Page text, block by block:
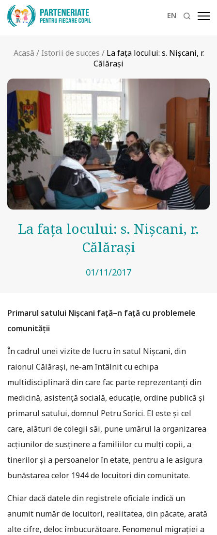
EN
Acasă / Istorii de succes / La faţa locului: s. Nișcani, r.
Călărași
La faţa locului: s. Nișcani, r.
Călărași
01/11/2017
Primarul satului Nișcani faţă–n faţă cu problemele
comunităţii
În cadrul unei vizite de lucru în satul Nișcani, din
raionul Călărași, ne-am întâlnit cu echipa
multidisciplinară din care fac parte reprezentanți din
medicină, asistență socială, educație, ordine publică și
primarul satului, domnul Petru Sorici. El este și cel
care, alături de colegii săi, pune umărul la organizarea
acțiunilor de susținere a familiilor cu mulţi copii, a
tinerilor și a persoanelor în etate, pentru a le asigura
bunăstarea celor 1944 de locuitori din comunitate.
Chiar dacă datele din registrele oficiale indică un
anumit număr de locuitori, realitatea, din păcate, arată
alte cifre, deloc îmbucurătoare. Fenomenul migrației a